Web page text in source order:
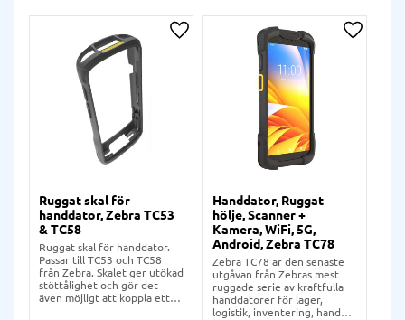
Ruggat skal för
handdator, Zebra TC53
& TC58
Ruggat skal för handdator.
Passar till TC53 och TC58
från Zebra. Skalet ger utökad
stöttålighet och gör det
även möjligt att koppla ett
Lägg till i önskelista
Handdator, Ruggat
hölje, Scanner +
Kamera, WiFi, 5G,
Android, Zebra TC78
Zebra TC78 är den senaste
utgåvan från Zebras mest
ruggade serie av kraftfulla
handdatorer för lager,
logistik, inventering, handel,
Lägg till